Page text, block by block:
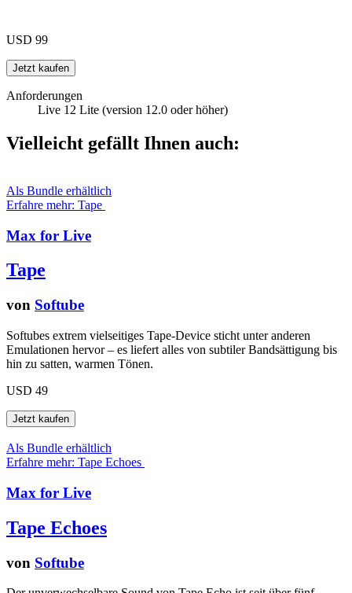
USD 99
Anforderungen
Live 12 Lite (version 12.0 oder höher)
Vielleicht gefällt Ihnen auch:
Als Bundle erhältlich
Erfahre mehr: Tape
Max for Live
Tape
von Softube
Softubes extrem vielseitiges Tape-Device sticht unter anderen
Emulationen hervor – es liefert alles von subtiler Bandsättigung bis
hin zu satten, warmen Tönen.
USD 49
Als Bundle erhältlich
Erfahre mehr: Tape Echoes
Max for Live
Tape Echoes
von Softube